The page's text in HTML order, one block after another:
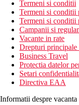
Termeni si conditii
Termeni si conditii
Termeni si conditii
Campanii si
Vacante in rate
Drepturi
Business Travel
Protectia datelor
Setari
Directiva EAA
Informatii despre vacanta